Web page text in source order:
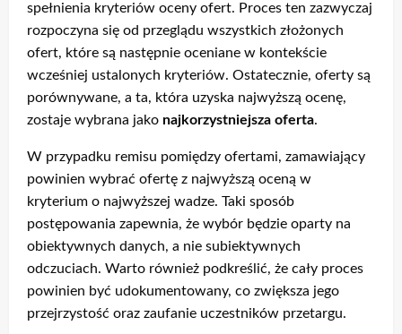
spełnienia kryteriów oceny ofert. Proces ten zazwyczaj
rozpoczyna się od przeglądu wszystkich złożonych
ofert, które są następnie oceniane w kontekście
wcześniej ustalonych kryteriów. Ostatecznie, oferty są
porównywane, a ta, która uzyska najwyższą ocenę,
zostaje wybrana jako najkorzystniejsza oferta.
W przypadku remisu pomiędzy ofertami, zamawiający
powinien wybrać ofertę z najwyższą oceną w
kryterium o najwyższej wadze. Taki sposób
postępowania zapewnia, że wybór będzie oparty na
obiektywnych danych, a nie subiektywnych
odczuciach. Warto również podkreślić, że cały proces
powinien być udokumentowany, co zwiększa jego
przejrzystość oraz zaufanie uczestników przetargu.